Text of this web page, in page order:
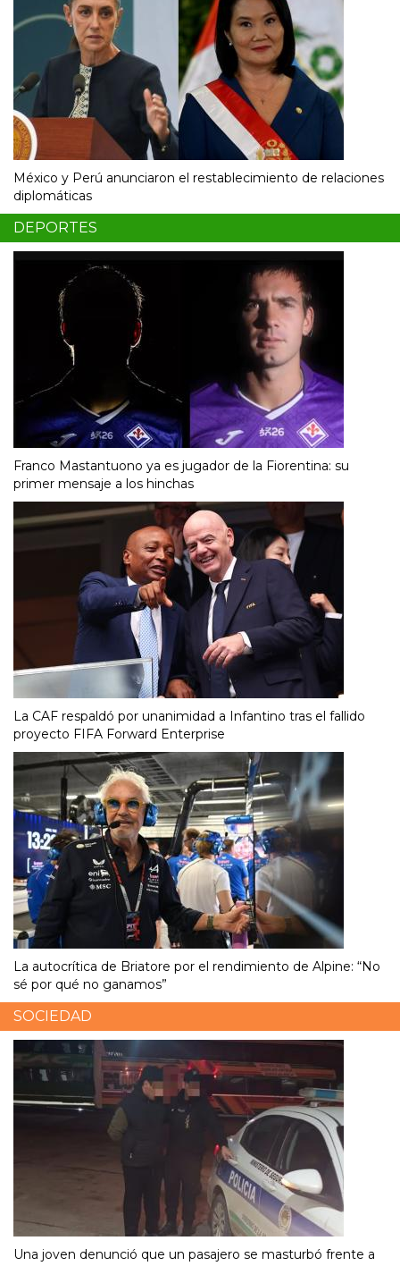
México y Perú anunciaron el restablecimiento de relaciones
diplomáticas
DEPORTES
Franco Mastantuono ya es jugador de la Fiorentina: su
primer mensaje a los hinchas
La CAF respaldó por unanimidad a Infantino tras el fallido
proyecto FIFA Forward Enterprise
La autocrítica de Briatore por el rendimiento de Alpine: “No
sé por qué no ganamos”
SOCIEDAD
Una joven denunció que un pasajero se masturbó frente a